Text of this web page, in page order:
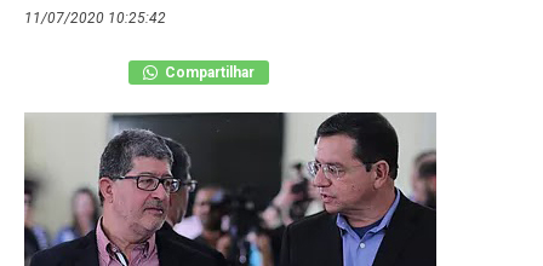
11/07/2020 10:25:42
Compartilhar